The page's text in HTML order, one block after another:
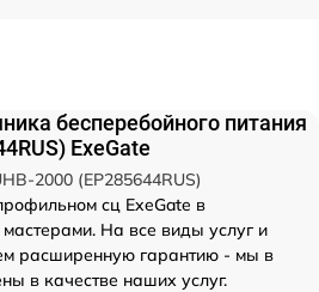
бесперебойного питания
ExeGate
2000 (EP285644RUS)
сц ExeGate в
На все виды услуг и
расширенную гарантию - мы в
в качестве наших услуг.